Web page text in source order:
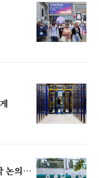
논의…